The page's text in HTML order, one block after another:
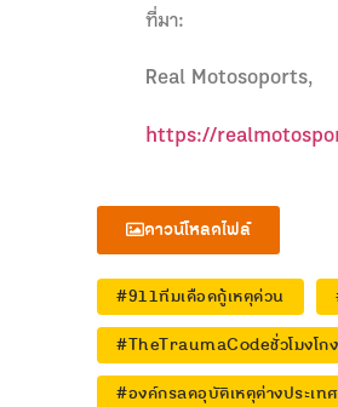
ที่มา:
Real Motosoports,
https://
ดาวน์โหลดไฟล์
#911ทีมเดือดกู้เหตุด่วน
#TheTraumaCodeชั่วโมงโก
#องค์กรลดอุบัติเหตุต่างประ